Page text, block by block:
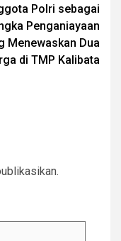
Polri sebagai
Penganiayaan
Menewaskan Dua
di TMP Kalibata